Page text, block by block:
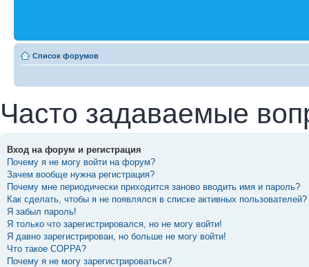
Список форумов
Часто задаваемые
Вход на форум и регистрация
Почему я не могу войти на форум?
Зачем вообще нужна регистрация?
Почему мне периодически приходится заново вводить имя и пароль?
Как сделать, чтобы я не появлялся в списке активных пользователей?
Я забыл пароль!
Я только что зарегистрировался, но не могу войти!
Я давно зарегистрирован, но больше не могу войти!
Что такое COPPA?
Почему я не могу зарегистрироваться?